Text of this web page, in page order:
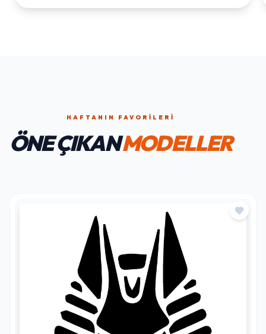
HAFTANIN FAVORILERI
ÖNE ÇIKANMODELLER